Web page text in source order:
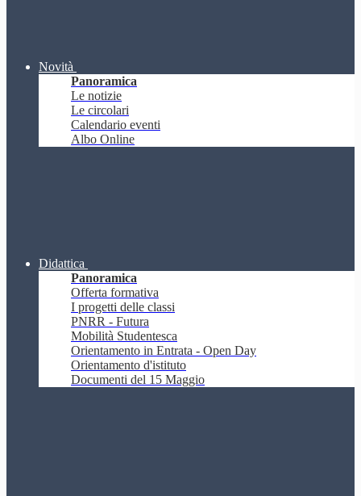
Novità
Panoramica
Le notizie
Le circolari
Calendario eventi
Albo Online
Didattica
Panoramica
Offerta formativa
I progetti delle classi
PNRR - Futura
Mobilità Studentesca
Orientamento in Entrata - Open Day
Orientamento d'istituto
Documenti del 15 Maggio